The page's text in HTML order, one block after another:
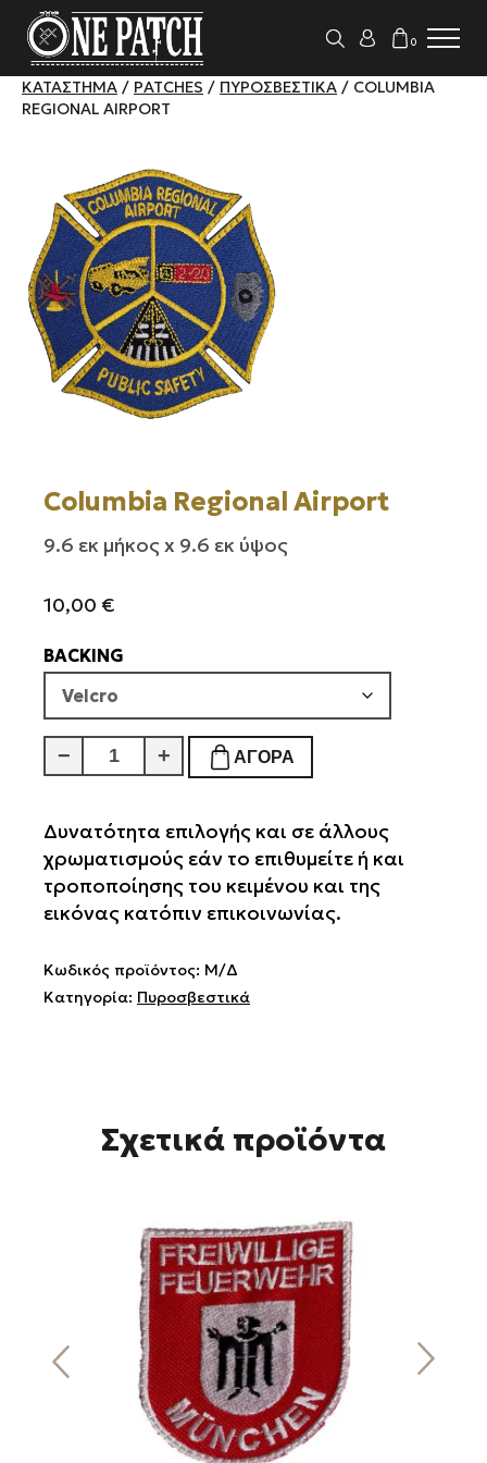
0
ΚΑΤΆΣΤΗΜΑ / PATCHES / ΠΥΡΟΣΒΕΣΤΙΚΆ / COLUMBIA
REGIONAL AIRPORT
Columbia Regional Airport
9.6 εκ μήκος x 9.6 εκ ύψος
10,00 €
BACKING
−
Columbia
Regional
ποσότητα
+ ΑΓΟΡΆ
Δυνατότητα επιλογής και σε άλλους
χρωματισμούς εάν το επιθυμείτε ή και
τροποποίησης του κειμένου και της
εικόνας κατόπιν επικοινωνίας.
Κωδικός προϊόντος: Μ/Δ
Κατηγορία: Πυροσβεστικά
Σχετικά προϊόντα